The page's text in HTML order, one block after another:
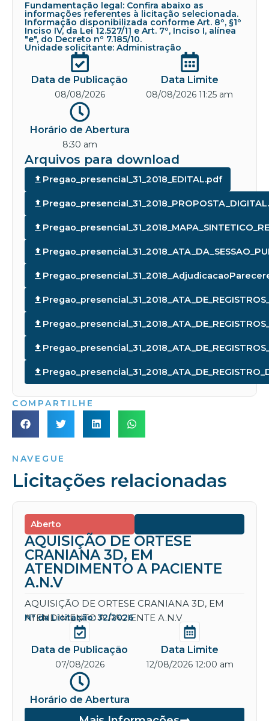
Fundamentação legal: Confira abaixo as
informações referentes à licitação selecionada.
Informação disponibilizada conforme Art. 8º, §1º
Inciso IV, da Lei 12.527/11 e Art. 7º, Inciso I, alínea
"e", do Decreto nº 7.185/10.
Unidade solicitante: Administração
Data de Publicação
08/08/2026
Data Limite
08/08/2026 11:25 am
Horário de Abertura
8:30 am
Arquivos para download
Pregao_presencial_31_2018_EDITAL.pdf
COMPARTILHE
NAVEGUE
Licitações relacionadas
Aberto
AQUISIÇÃO DE ORTESE
CRANIANA 3D, EM
ATENDIMENTO A PACIENTE
A.N.V
AQUISIÇÃO DE ORTESE CRANIANA 3D, EM
ATENDIMENTO A PACIENTE A.N.V
Nº da Licitação: 32/2026
Data de Publicação
07/08/2026
Data Limite
12/08/2026 12:00 am
Horário de Abertura